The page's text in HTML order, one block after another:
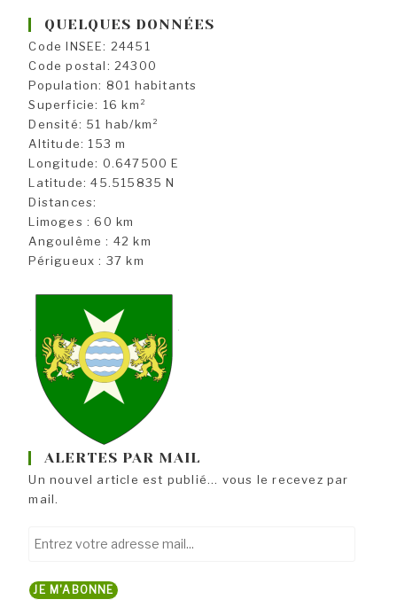
QUELQUES DONNÉES
Code INSEE: 24451
Code postal: 24300
Population: 801 habitants
Superficie: 16 km²
Densité: 51 hab/km²
Altitude: 153 m
Longitude: 0.647500 E
Latitude: 45.515835 N
Distances:
Limoges : 60 km
Angoulême : 42 km
Périgueux : 37 km
ALERTES PAR MAIL
Un nouvel article est publié... vous le recevez par
mail.
mail...
JE M'ABONNE